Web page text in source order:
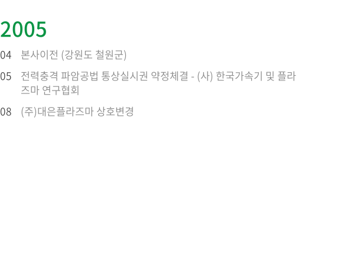
2005
04
본사이전 (강원도 철원군)
05
전력충격 파암공법 통상실시권 약정체결 - (사) 한국가속기 및 플라
즈마 연구협회
08
(주)대은플라즈마 상호변경